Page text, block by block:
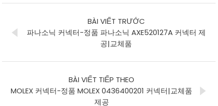
BÀI VIẾT TRƯỚC
파나소닉 커넥터-정품 파나소닉 AXE520127A 커넥터 제
공|교체품
BÀI VIẾT TIẾP THEO
MOLEX 커넥터-정품 MOLEX 0436400201 커넥터|교체품
제공